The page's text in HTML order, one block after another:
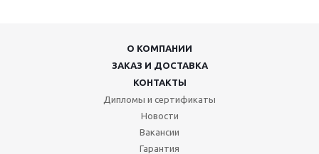
О КОМПАНИИ
ЗАКАЗ И ДОСТАВКА
КОНТАКТЫ
Дипломы и сертификаты
Новости
Вакансии
Гарантия